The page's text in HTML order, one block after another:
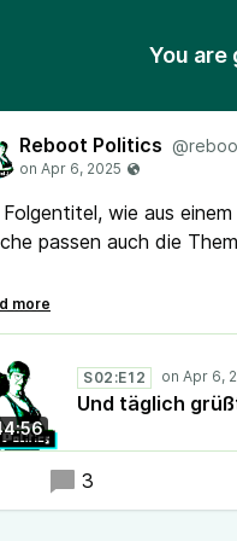
You are
Reboot Politics
Folgentitel, wie aus
passen auch die
sprechen u.a. über
Tag des offenen
Union & SPD, die
Ende für das
ohne gültigen
Folge wurde am 4.4.2025
S02:E12
Und täglich
3